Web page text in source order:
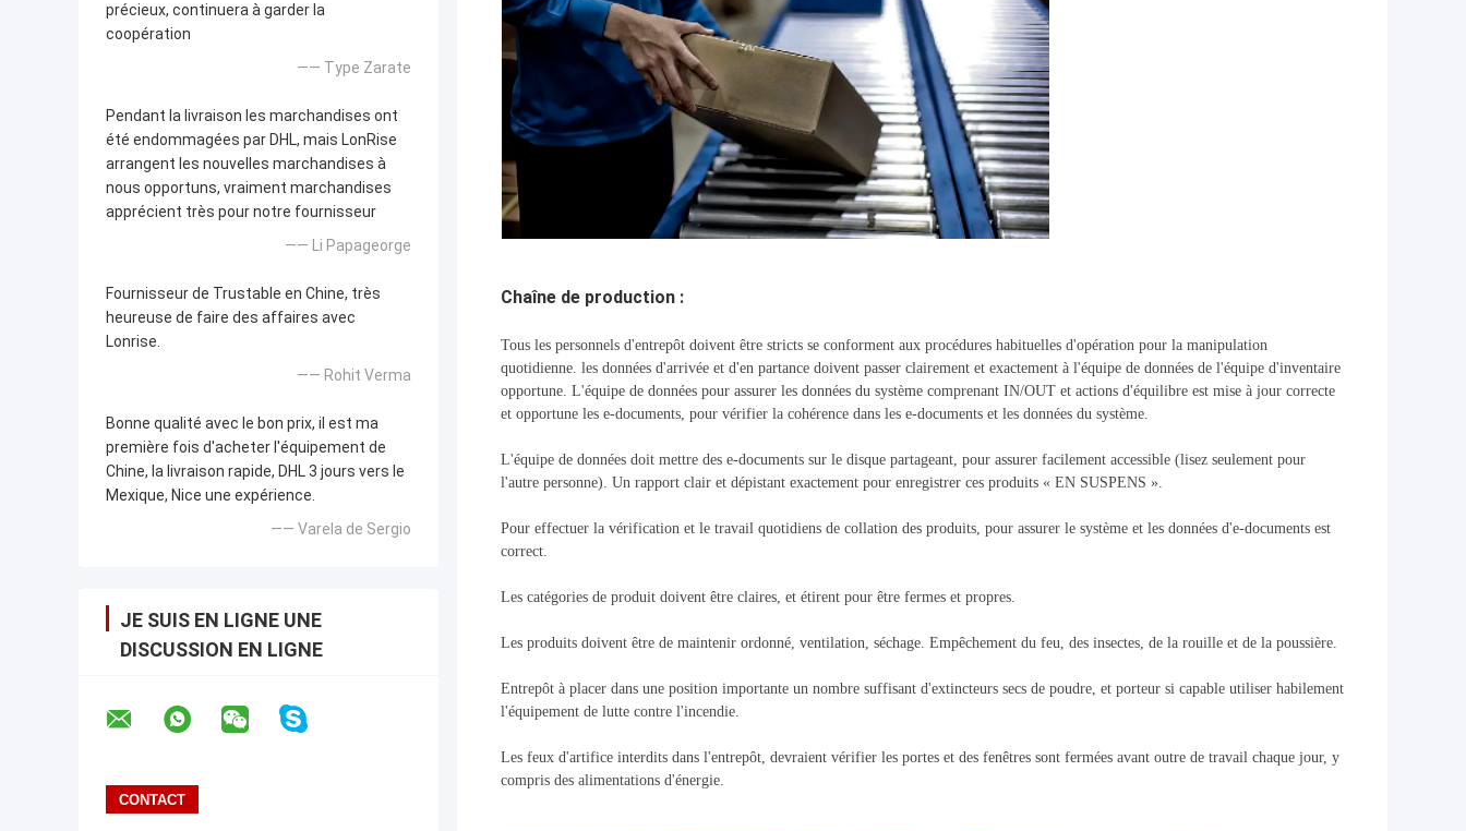
précieux, continuera à garder la
coopération
—— Type Zarate
Pendant la livraison les marchandises ont
été endommagées par DHL, mais LonRise
arrangent les nouvelles marchandises à
nous opportuns, vraiment marchandises
apprécient très pour notre fournisseur
—— Li Papageorge
Fournisseur de Trustable en Chine, très
heureuse de faire des affaires avec
Lonrise.
—— Rohit Verma
Bonne qualité avec le bon prix, il est ma
première fois d'acheter l'équipement de
Chine, la livraison rapide, DHL 3 jours vers le
Mexique, Nice une expérience.
—— Varela de Sergio
JE SUIS EN LIGNE UNE
DISCUSSION EN LIGNE
Chaîne de production :
Tous les personnels d'entrepôt doivent être stricts se conforment aux procédures habituelles d'opération pour la manipulation
quotidienne. les données d'arrivée et d'en partance doivent passer clairement et exactement à l'équipe de données de l'équipe d'inventaire
opportune. L'équipe de données pour assurer les données du système comprenant IN/OUT et actions d'équilibre est mise à jour correcte
et opportune les e-documents, pour vérifier la cohérence dans les e-documents et les données du système.
L'équipe de données doit mettre des e-documents sur le disque partageant, pour assurer facilement accessible (lisez seulement pour
l'autre personne). Un rapport clair et dépistant exactement pour enregistrer ces produits « EN SUSPENS ».
Pour effectuer la vérification et le travail quotidiens de collation des produits, pour assurer le système et les données d'e-documents est
correct.
Les catégories de produit doivent être claires, et étirent pour être fermes et propres.
Les produits doivent être de maintenir ordonné, ventilation, séchage. Empêchement du feu, des insectes, de la rouille et de la poussière.
Entrepôt à placer dans une position importante un nombre suffisant d'extincteurs secs de poudre, et porteur si capable utiliser habilement
l'équipement de lutte contre l'incendie.
Les feux d'artifice interdits dans l'entrepôt, devraient vérifier les portes et des fenêtres sont fermées avant outre de travail chaque jour, y
compris des alimentations d'énergie.